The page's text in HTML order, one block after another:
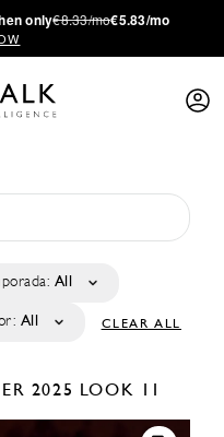
only€8.33/mo€5.83/mo
All
All CLEAR ALL
2025 LOOK 11